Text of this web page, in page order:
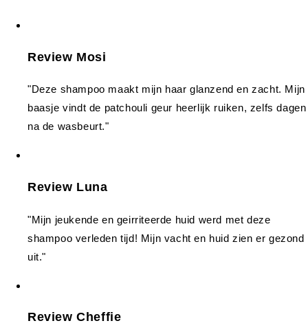
Review Mosi
"Deze shampoo maakt mijn haar glanzend en zacht. Mijn
baasje vindt de patchouli geur heerlijk ruiken, zelfs dagen
na de wasbeurt."
Review Luna
"Mijn jeukende en geirriteerde huid werd met deze
shampoo verleden tijd! Mijn vacht en huid zien er gezond
uit."
Review Cheffie